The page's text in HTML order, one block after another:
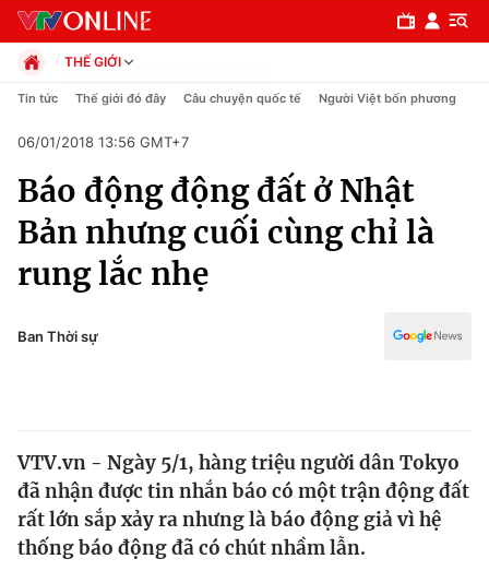
Chuyên mục
Chính trị
Xã hội
Pháp luật
Thế giới
Tin tức
Thế giới đó đây
Kinh tế
THẾ GIỚI
Chính trị
Pháp luật
Kinh tế
Thể thao
Truyền hình
Văn hóa - Giải trí
Y tế
Công nghệ
Tin tức Thế giới đó đây Câu chuyện quốc tế Người Việt bốn phương
06/01/2018 13:56 GMT+7
Báo động động đất ở Nhật
Bản nhưng cuối cùng chỉ là
rung lắc nhẹ
Ban Thời sự
VTV.vn - Ngày 5/1, hàng triệu người dân Tokyo
đã nhận được tin nhắn báo có một trận động đất
rất lớn sắp xảy ra nhưng là báo động giả vì hệ
thống báo động đã có chút nhầm lẫn.